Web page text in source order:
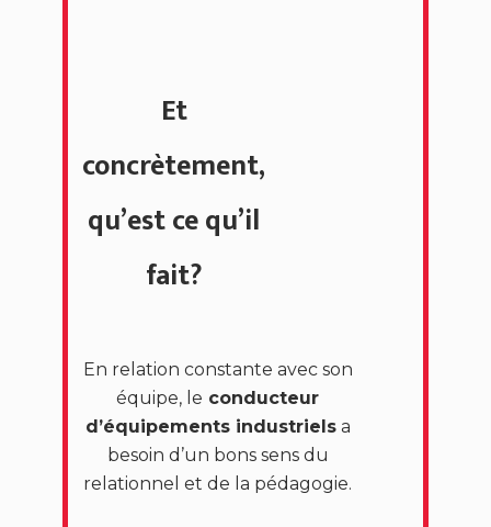
Et
concrètement,
qu’est ce qu’il
fait?
En relation constante avec son
équipe, le conducteur
d’équipements industrielsa
besoin d’un bons sens du
relationnel et de la pédagogie.